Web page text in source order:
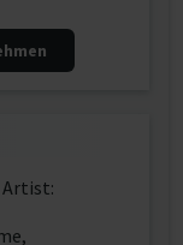
Artist: